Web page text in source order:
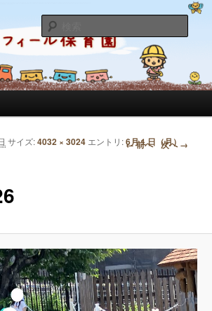
ル保育園のブログ
せんせいのブログです。園の日常を綴っています。
索
移動
動
← 前へ 次へ →
サイズ:4032 × 3024 エントリ:6月１日（月）